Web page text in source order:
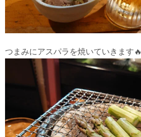
つまみにアスパラを焼いていきます🔥